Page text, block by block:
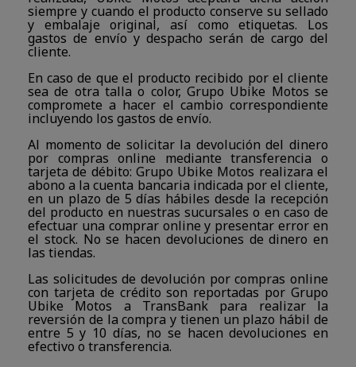
siempre y cuando el producto conserve su sellado
y embalaje original, así como etiquetas. Los
gastos de envío y despacho serán de cargo del
cliente.
En caso de que el producto recibido por el cliente
sea de otra talla o color, Grupo Ubike Motos se
compromete a hacer el cambio correspondiente
incluyendo los gastos de envío.
Al momento de solicitar la devolución del dinero
por compras online mediante transferencia o
tarjeta de débito: Grupo Ubike Motos realizara el
abono a la cuenta bancaria indicada por el cliente,
en un plazo de 5 días hábiles desde la recepción
del producto en nuestras sucursales o en caso de
efectuar una comprar online y presentar error en
el stock. No se hacen devoluciones de dinero en
las tiendas.
Las solicitudes de devolución por compras online
con tarjeta de crédito son reportadas por Grupo
Ubike Motos a TransBank para realizar la
reversión de la compra y tienen un plazo hábil de
entre 5 y 10 días, no se hacen devoluciones en
efectivo o transferencia.